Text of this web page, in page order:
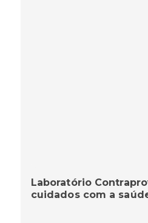
Laboratório
cuidados com a